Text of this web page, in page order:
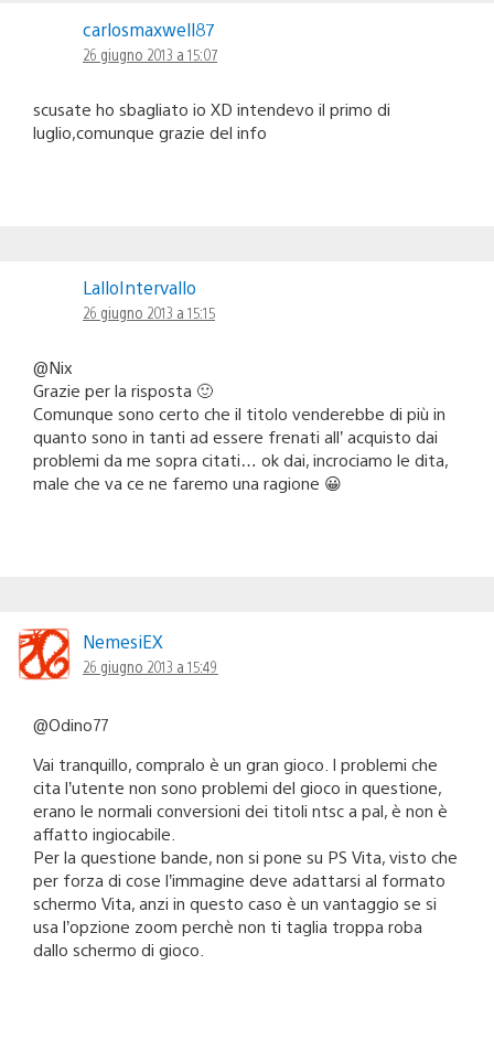
carlosmaxwell87
26 giugno 2013 a 15:07
scusate ho sbagliato io XD intendevo il primo di
luglio,comunque grazie del info
LalloIntervallo
26 giugno 2013 a 15:15
@Nix
Grazie per la risposta 🙂
Comunque sono certo che il titolo venderebbe di più in
quanto sono in tanti ad essere frenati all’ acquisto dai
problemi da me sopra citati… ok dai, incrociamo le dita,
male che va ce ne faremo una ragione 😀
NemesiEX
26 giugno 2013 a 15:49
@Odino77
Vai tranquillo, compralo è un gran gioco. I problemi che
cita l’utente non sono problemi del gioco in questione,
erano le normali conversioni dei titoli ntsc a pal, è non è
affatto ingiocabile.
Per la questione bande, non si pone su PS Vita, visto che
per forza di cose l’immagine deve adattarsi al formato
schermo Vita, anzi in questo caso è un vantaggio se si
usa l’opzione zoom perchè non ti taglia troppa roba
dallo schermo di gioco.